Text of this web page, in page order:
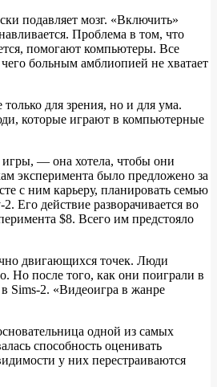
подавляет мозг. «Включить»
Проблема в том, что
помогают компьютеры. Все
больным амблиопией не хватает
для зрения, но и для ума.
которые играют в компьютерные
— она хотела, чтобы они
эксперимента было предложено за
с ним карьеру, планировать семью
Его действие разворачивается во
$8. Всего им предстояло
двигающихся точек. Люди
Но после того, как они поиграли в
Sims-2. «Видеоигра в жанре
одной из самых
способность оценивать
у них перестраиваются